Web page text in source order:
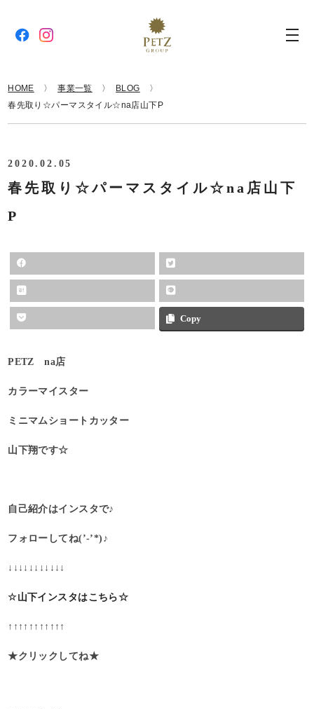
HOME 事業一覧
BLOG
春先取り☆パーマスタイル☆na店山下P
2020.02.05
春先取り☆パーマスタイル☆na店山下
P
Copy
PETZ na店
カラーマイスター
ミニマムショートカッター
山下翔です☆
自己紹介はインスタで♪
フォローしてね(’-’*)♪
↓↓↓↓↓↓↓↓↓↓↓
☆山下インスタはこちら☆
↑↑↑↑↑↑↑↑↑↑↑
★クリックしてね★